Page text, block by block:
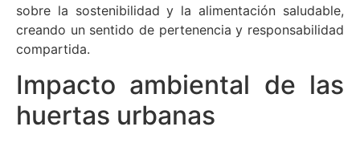
sobre la sostenibilidad y la alimentación saludable,
creando un sentido de pertenencia y responsabilidad
compartida.
Impacto ambiental de las
huertas urbanas